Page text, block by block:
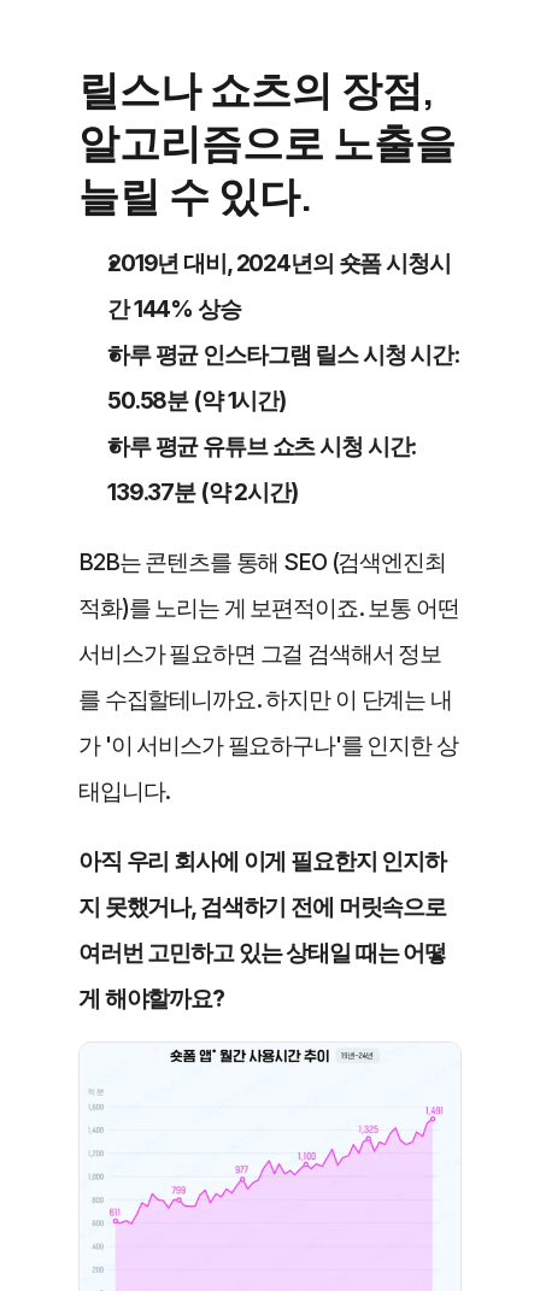
릴스나 쇼츠의 장점,
알고리즘으로 노출을
늘릴 수 있다.
2019년 대비, 2024년의 숏폼 시청시
간 144% 상승
하루 평균 인스타그램 릴스 시청 시간:
50.58분 (약 1시간)
하루 평균 유튜브 쇼츠 시청 시간:
139.37분 (약 2시간)
B2B는 콘텐츠를 통해 SEO (검색엔진최
적화)를 노리는 게 보편적이죠. 보통 어떤
서비스가 필요하면 그걸 검색해서 정보
를 수집할테니까요. 하지만 이 단계는 내
가 '이 서비스가 필요하구나'를 인지한 상
태입니다.
아직 우리 회사에 이게 필요한지 인지하
지 못했거나, 검색하기 전에 머릿속으로
여러번 고민하고 있는 상태일 때는 어떻
게 해야할까요?